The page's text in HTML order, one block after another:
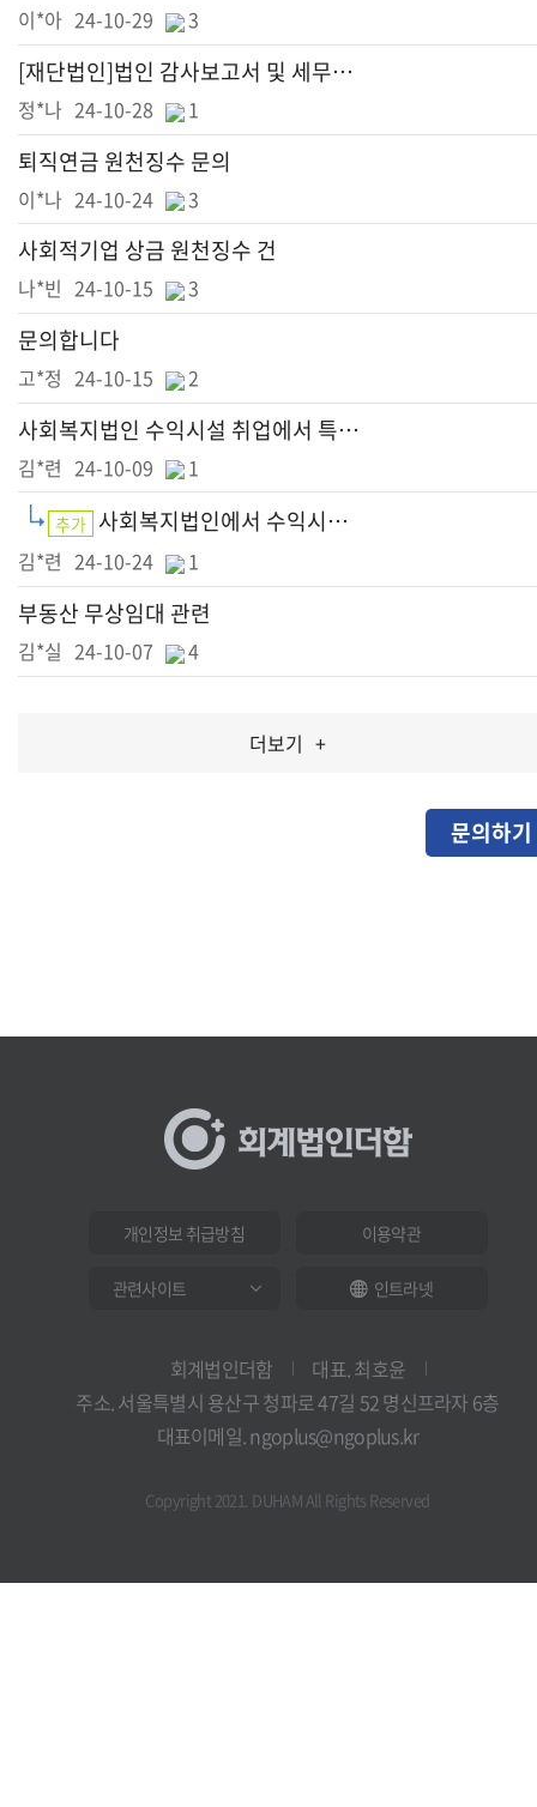
이*아 24-10-29 3
[재단법인]법인 감사보고서 및 세무조정,공익법인 결산서류 공시 관련 견적 문의
정*나 24-10-28 1
퇴직연금 원천징수 문의
이*나 24-10-24 3
사회적기업 상금 원천징수 건
나*빈 24-10-15 3
문의합니다
고*정 24-10-15 2
사회복지법인 수익시설 취업에서 특수관계인의 조건
김*련 24-10-09 1
추가 사회복지법인에서 수익시설에서 특수관계인이 일을 하는 경우
김*련 24-10-24 1
부동산 무상임대 관련
김*실 24-10-07 4
더보기 +
문의하기
개인정보 취급방침 이용약관
인트라넷
회계법인더함
대표. 최호윤
주소. 서울특별시 용산구 청파로 47길 52 명신프라자 6층
대표이메일. ngoplus@ngoplus.kr
Copyright 2021. DUHAM All Rights Reserved